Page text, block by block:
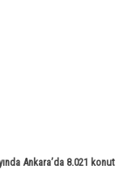
Ankara’da 8.021 konut